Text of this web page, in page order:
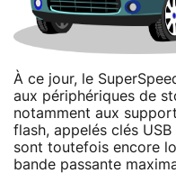
À ce jour, le
aux périphériques de
notamment aux
flash, appelés clés
sont toutefois encore
bande passante